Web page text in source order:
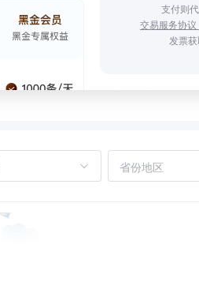
支付则
交易服务协议
发票
省份地区